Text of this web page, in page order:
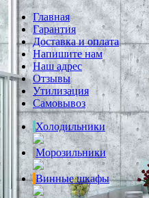
Главная
Гарантия
Доставка и оплата
Напишите нам
Наш адрес
Отзывы
Утилизация
Самовывоз
Холодильники
Морозильники
Винные шкафы